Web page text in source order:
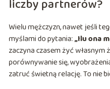
liczby partnerów?
Wielu mężczyzn, nawet jeśli
myślami do pytania:„Ilu ona
zaczyna czasem żyć własnym
porównywanie się,
zatruć świetną relację. To nie